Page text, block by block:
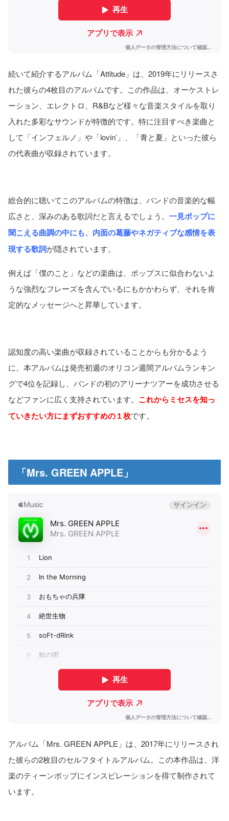
続いて紹介するアルバム「Attitude」は、2019年にリリースさ
れた彼らの4枚目のアルバムです。この作品は、オーケストレ
ーション、エレクトロ、R&Bなど様々な音楽スタイルを取り
入れた多彩なサウンドが特徴的です。特に注目すべき楽曲と
して「インフェルノ」や「lovin’」、「青と夏」といった彼ら
の代表曲が収録されています。
総合的に聴いてこのアルバムの特徴は、バンドの音楽的な幅
広さと、深みのある歌詞だと言えるでしょう。 一見ポップに
聞こえる曲調の中にも、内面の葛藤やネガティブな感情を表
現する歌詞が隠されています。
例えば「僕のこと」などの楽曲は、ポップスに似合わないよ
うな強烈なフレーズを含んでいるにもかかわらず、それを肯
定的なメッセージへと昇華しています。
認知度の高い楽曲が収録されていることからも分かるよう
に、本アルバムは発売初週のオリコン週間アルバムランキン
グで4位を記録し、バンドの初のアリーナツアーを成功させる
などファンに広く支持されています。 これからミセスを知っ
ていきたい方にまずおすすめの１枚です。
「Mrs. GREEN APPLE」
アルバム「Mrs. GREEN APPLE」は、2017年にリリースされ
た彼らの2枚目のセルフタイトルアルバム。この本作品は、洋
楽のティーンポップにインスピレーションを得て制作されて
います。